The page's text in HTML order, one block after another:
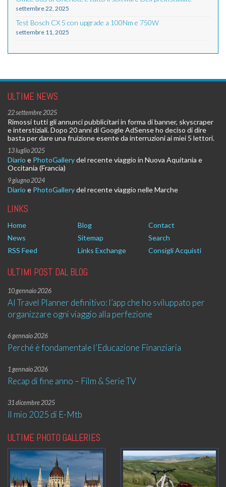
settembre 22, 2025
Test Bosch CX 5 con upgrade a 100Nm e 750W
settembre 11, 2025
ULTIME NEWS
22 settembre 2025
Rimossi tutti gli annunci pubblicitari in forma di banner, skyscraper
e interstiziali. Dopo 20 anni di Google AdSense ho deciso di dire
basta per dare una fruizione esente da interruzioni ai miei 5 lettori.
13 luglio 2025
Diario e PhotoGallerydel recente viaggio in Nuova Aquitania e
Occitania (Francia)
9 giugno 2024
Diario e PhotoGallerydel recente viaggio nelle Marche
LINKS
Home Blog
Contact
News
Sitemap
Search
RSS Feed
Links Exchange Consigli Acquisti
ULTIMI POST DAL BLOG
10 gennaio 2026
AI Travel Planner definitivo: l’app che ho sviluppato per
organizzare ogni viaggio alla perfezione
6 gennaio 2026
Perché è fondamentale l’Educazione Finanziaria
1 gennaio 2026
Recap di fine anno – Film & Serie TV
31 dicembre 2025
Il mio 2025 di E-Mtb
ULTIME PHOTO GALLERIES